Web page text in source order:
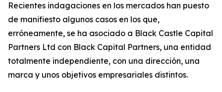
Recientes indagaciones en los mercados han puesto
de manifiesto algunos casos en los que,
erróneamente, se ha asociado a Black Castle Capital
Partners Ltd con Black Capital Partners, una entidad
totalmente independiente, con una dirección, una
marca y unos objetivos empresariales distintos.